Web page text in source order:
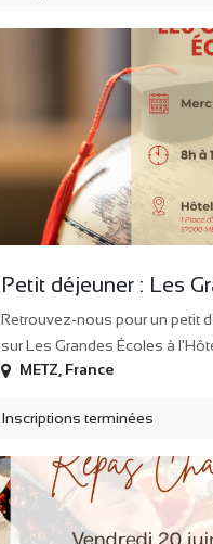
Petit déjeuner : Les
Retrouvez-nous pour un petit
sur Les Grandes Écoles à
METZ France
Inscriptions terminées